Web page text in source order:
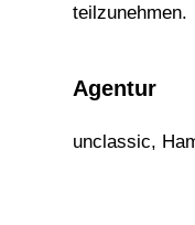
teilzunehmen.
Agentur
unclassic,